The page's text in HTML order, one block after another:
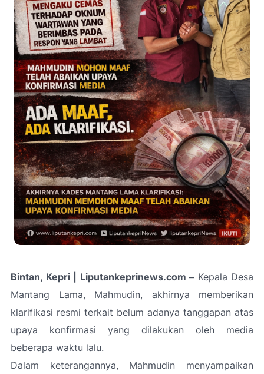
Bintan, Kepri | Liputankeprinews.com – Kepala Desa
Mantang Lama, Mahmudin, akhirnya memberikan
klarifikasi resmi terkait belum adanya tanggapan atas
upaya konfirmasi yang dilakukan oleh media
beberapa waktu lalu.
Dalam keterangannya, Mahmudin menyampaikan